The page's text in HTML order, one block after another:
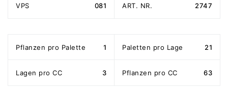
VPS 081 ART. NR. 2747
Pflanzen pro Palette 1 Paletten pro Lage 21
Lagen pro CC 3 Pflanzen pro CC 63